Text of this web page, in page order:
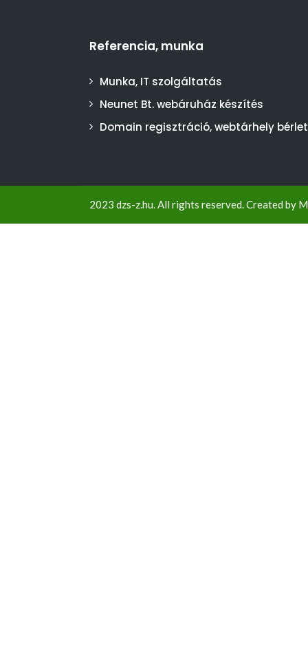
Referencia, munka
Munka, IT szolgáltatás
Neunet Bt. webáruház készítés
Domain regisztráció, webtárhely bérlet
2023 dzs-z.hu. All rights reserved. Created by